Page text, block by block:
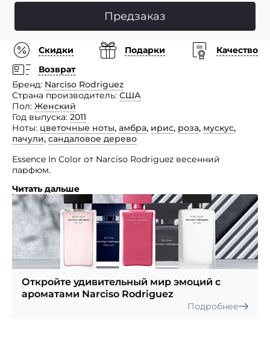
Предзаказ
Скидки Подарки
Качество
Возврат
Бренд Narciso Rodriguez
Страна производитель США
Пол Женский
Год выпуска 2011
Ноты цветочные ноты, амбра, ирис, роза, мускус,
пачули, сандаловое дерево
Essence In Color от Narciso Rodriguez весенний
парфюм.
Основным цветом выбран колдовской,
притягивающий фиолетовый — цвет весенних
ирисов, несравненных, бархатных и чувственных. Это
пышное цветение, эта хрупкая и мимолетная красота
весны не должны ускользнуть. Композиция: пудровый
ирис, цветы тиары, белый мускус, ладан, бензойная
смола.
Читать дальше
Откройте удивительный мир эмоций с
ароматами Narciso Rodriguez
Подробнее